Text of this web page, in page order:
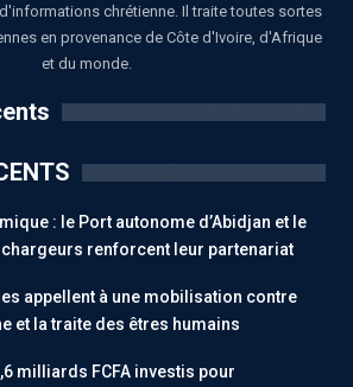
chrétienne. Il traite toutes sortes
en provenance de Côte d'Ivoire, d'Afrique
et du monde.
: le Port autonome d’Abidjan et le
renforcent leur partenariat
appellent à une mobilisation contre
et la traite des êtres humains
milliards FCFA investis pour